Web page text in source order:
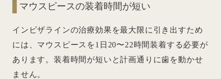
マウスピースの装着時間が短い
インビザラインの治療効果を最大限に引き出すため
には、マウスピースを1日20〜22時間装着する必要が
あります。装着時間が短いと計画通りに歯を動かせ
ません。